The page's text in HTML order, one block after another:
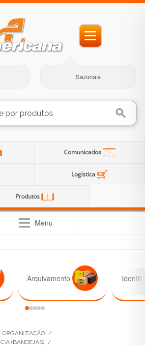
Sazonais
Comunicados
Logística
Produtos
Menu
Arquivamento
ORGANIZAÇÃO /
(BANDEJAS) /